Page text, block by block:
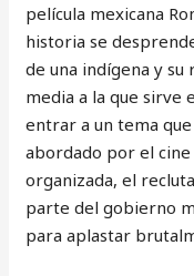
película mexicana
historia se
de una indígena y su
media a la que sirve
entrar a un tema
abordado por el
organizada, el
parte del gobierno
para aplastar